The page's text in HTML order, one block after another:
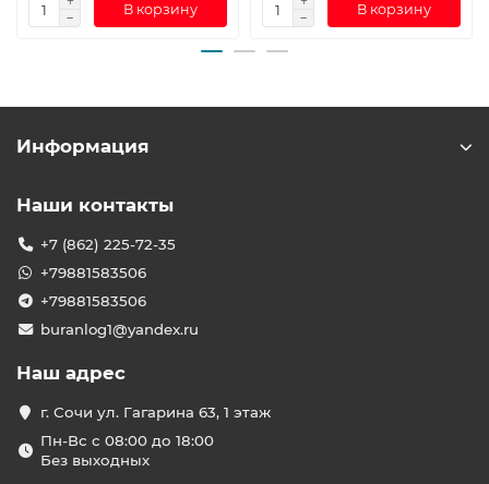
В корзину В корзину
Информация
Наши контакты
+7 (862) 225-72-35
+79881583506
+79881583506
buranlog1@yandex.ru
Наш адрес
г. Сочи ул. Гагарина 63, 1 этаж
Пн-Вс с 08:00 до 18:00
Без выходных